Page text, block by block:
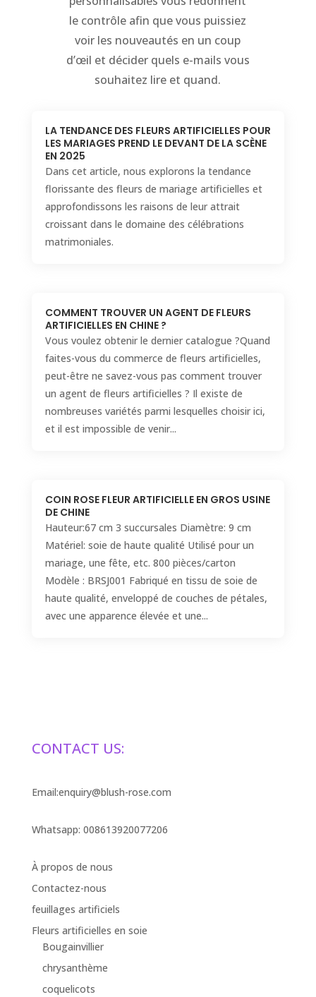
le contrôle afin que vous puissiez
voir les nouveautés en un coup
d’œil et décider quels e-mails vous
souhaitez lire et quand.
LA TENDANCE DES FLEURS ARTIFICIELLES POUR
LES MARIAGES PREND LE DEVANT DE LA SCÈNE
EN 2025
Dans cet article, nous explorons la tendance
florissante des fleurs de mariage artificielles et
approfondissons les raisons de leur attrait
croissant dans le domaine des célébrations
matrimoniales.
COMMENT TROUVER UN AGENT DE FLEURS
ARTIFICIELLES EN CHINE ?
Vous voulez obtenir le dernier catalogue ?Quand
faites-vous du commerce de fleurs artificielles,
peut-être ne savez-vous pas comment trouver
un agent de fleurs artificielles ? Il existe de
nombreuses variétés parmi lesquelles choisir ici,
et il est impossible de venir...
COIN ROSE FLEUR ARTIFICIELLE EN GROS USINE
DE CHINE
Hauteur:67 cm 3 succursales Diamètre: 9 cm
Matériel: soie de haute qualité Utilisé pour un
mariage, une fête, etc. 800 pièces/carton
Modèle : BRSJ001 Fabriqué en tissu de soie de
haute qualité, enveloppé de couches de pétales,
avec une apparence élevée et une...
CONTACT US:
Email:enquiry@blush-rose.com
Whatsapp: 008613920077206
À propos de nous
Contactez-nous
feuillages artificiels
Fleurs artificielles en soie
Bougainvillier
chrysanthème
coquelicots